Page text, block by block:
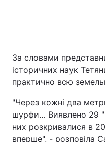
За словами
історичних наук
практично всю
"Через кожні два
шурфи… Виявлено 29
них розкривалися в
вперше", - розповіла